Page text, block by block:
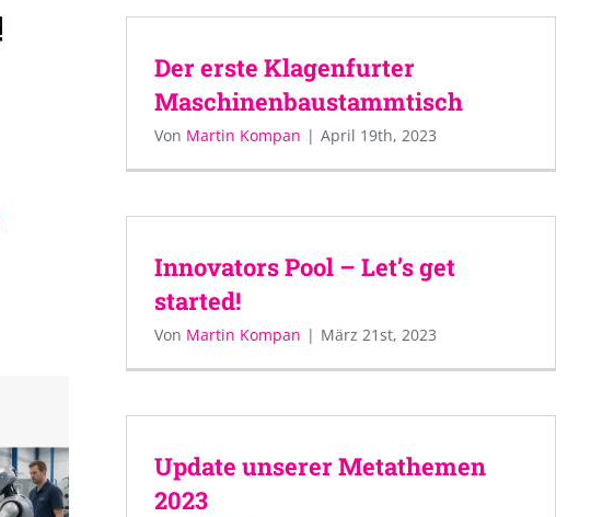
Der erste Klagenfurter
Maschinenbaustammtisch
Von Martin Kompan | April 19th, 2023
Innovators Pool – Let’s get
started!
Von Martin Kompan | März 21st, 2023
Update unserer Metathemen
2023